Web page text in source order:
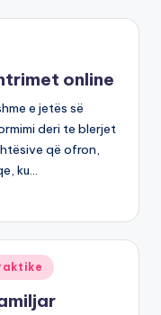
online
e jetës së
deri te blerjet
që ofron,
ku…